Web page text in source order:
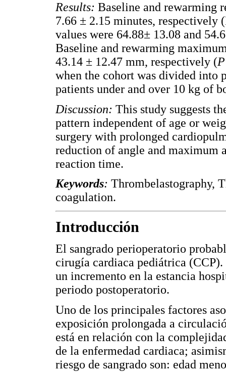
Results: Baseline and rewarming
7.66 ± 2.15 minutes, respectively
values were 64.88± 13.08 and
Baseline and rewarming
43.14 ± 12.47 mm, respectively (P
when the cohort was divided into
patients under and over 10 kg of
Discussion: This study suggests
pattern independent of age or
surgery with prolonged
reduction of angle and maximum
reaction time.
Keywords: Thrombelastography,
coagulation.
Introducción
El sangrado perioperatorio
cirugía cardiaca pediátrica (CCP).
un incremento en la estancia
periodo postoperatorio.
Uno de los principales factores
exposición prolongada a
está en relación con la
de la enfermedad cardiaca;
riesgo de sangrado son: edad